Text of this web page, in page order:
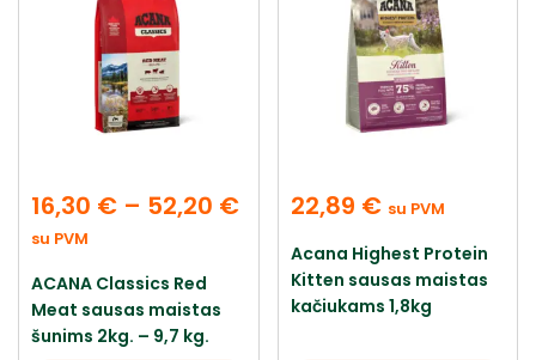
16,30 € – 52,20 €
su PVM
ACANA Classics Red
Meat sausas maistas
šunims 2kg. – 9,7 kg.
22,89 € su PVM
Acana Highest Protein
Kitten sausas maistas
kačiukams 1,8kg